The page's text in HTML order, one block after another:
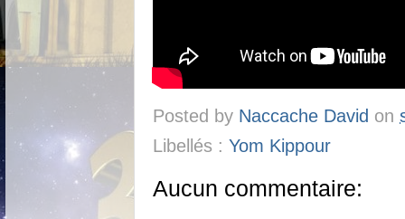
Posted by Naccache David on
Libellés : Yom Kippour
Aucun commentaire: